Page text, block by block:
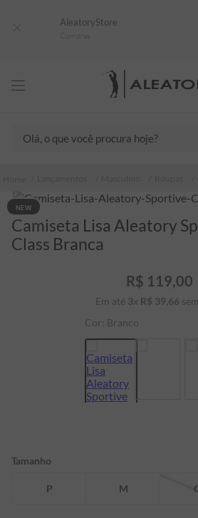
AleatoryStore
NEW
Camiseta Lisa Aleatory
Class Branca
R$ 119,00
Em até 3x R$ 39,66
Cor: Branco
Tamanho
P M
5º